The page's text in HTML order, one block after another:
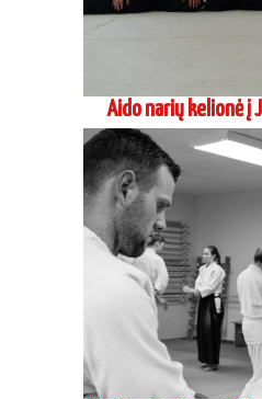
Aido narių kelionė į